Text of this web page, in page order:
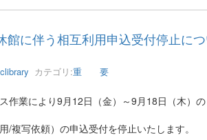
館に伴う相互利用申込受付停止に
カテゴリ:重 要
作業により9月12日（金）～9月18日（木）の
/複写依頼）の申込受付を停止いたします。